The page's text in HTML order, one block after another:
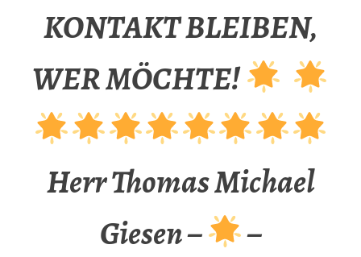
KONTAKT BLEIBEN,
WER MÖCHTE!
Herr Thomas Michael
Giesen –
–